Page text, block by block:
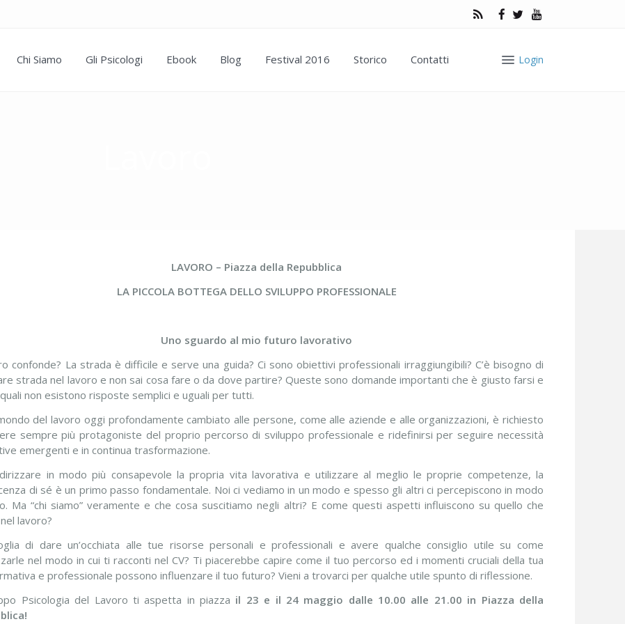
Login
Chi Siamo Gli Psicologi Ebook Blog Festival 2016 Storico Contatti
LAVORO – Piazza della Repubblica
LA PICCOLA BOTTEGA DELLO SVILUPPO PROFESSIONALE
Uno sguardo al mio futuro lavorativo
confonde? La strada è difficile e serve una guida? Ci sono obiettivi professionali irraggiungibili? C’è bisogno di
strada nel lavoro e non sai cosa fare o da dove partire? Queste sono domande importanti che è giusto farsi e
non esistono risposte semplici e uguali per tutti.
del lavoro oggi profondamente cambiato alle persone, come alle aziende e alle organizzazioni, è richiesto
sempre più protagoniste del proprio percorso di sviluppo professionale e ridefinirsi per seguire necessità
emergenti e in continua trasformazione.
in modo più consapevole la propria vita lavorativa e utilizzare al meglio le proprie competenze, la
di sé è un primo passo fondamentale. Noi ci vediamo in un modo e spesso gli altri ci percepiscono in modo
Ma “chi siamo” veramente e che cosa suscitiamo negli altri? E come questi aspetti influiscono su quello che
lavoro?
di dare un’occhiata alle tue risorse personali e professionali e avere qualche consiglio utile su come
nel modo in cui ti racconti nel CV? Ti piacerebbe capire come il tuo percorso ed i momenti cruciali della tua
e professionale possono influenzare il tuo futuro? Vieni a trovarci per qualche utile spunto di riflessione.
Psicologia del Lavoro ti aspetta in piazza il 23 e il 24 maggio dalle 10.00 alle 21.00 in Piazza della